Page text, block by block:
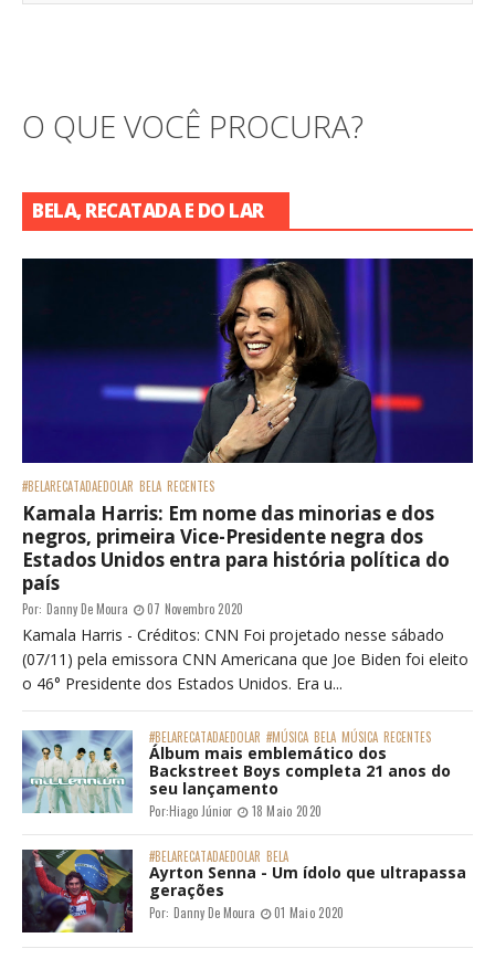
O QUE VOCÊ PROCURA?
BELA, RECATADA E DO LAR
#BELARECATADAEDOLAR BELA RECENTES
Kamala Harris: Em nome das minorias e dos
negros, primeira Vice-Presidente negra dos
Estados Unidos entra para história política do
país
Por: Danny De Moura 07 Novembro 2020
Kamala Harris - Créditos: CNN Foi projetado nesse sábado
(07/11) pela emissora CNN Americana que Joe Biden foi eleito
o 46° Presidente dos Estados Unidos. Era u...
#BELARECATADAEDOLAR #MÚSICA BELA MÚSICA RECENTES
Álbum mais emblemático dos
Backstreet Boys completa 21 anos do
seu lançamento
Por:Hiago Júnior 18 Maio 2020
#BELARECATADAEDOLAR BELA
Ayrton Senna - Um ídolo que ultrapassa
gerações
Por: Danny De Moura 01 Maio 2020